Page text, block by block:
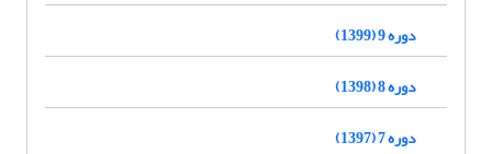
دوره 9 (1399)
دوره 8 (1398)
دوره 7 (1397)